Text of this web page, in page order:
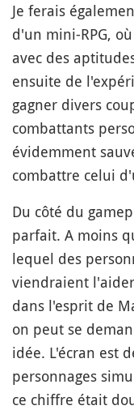
Je ferais
d'un mini-RPG,
avec des
ensuite de
gagner divers
combattants
évidemment
combattre celui
Du côté du
parfait. A moins
lequel des
viendraient
dans l'esprit de
on peut se
idée. L'écran est
personnages
ce chiffre était